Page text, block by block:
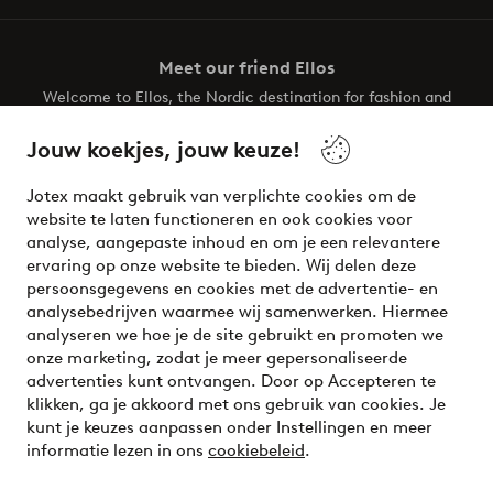
Jouw koekjes, jouw keuze!
Jotex maakt gebruik van verplichte cookies om de
website te laten functioneren en ook cookies voor
analyse, aangepaste inhoud en om je een relevantere
ervaring op onze website te bieden. Wij delen deze
persoonsgegevens en cookies met de advertentie- en
analysebedrijven waarmee wij samenwerken. Hiermee
analyseren we hoe je de site gebruikt en promoten we
onze marketing, zodat je meer gepersonaliseerde
advertenties kunt ontvangen. Door op Accepteren te
klikken, ga je akkoord met ons gebruik van cookies. Je
kunt je keuzes aanpassen onder Instellingen en meer
informatie lezen in ons cookiebeleid.
Meet our friend Ellos
Welcome to Ellos, the Nordic destination for fashion and
your wardrobe. Your next inspiring look is here!
Veilig betalen - Nu betalen of opsplitsen
Wil je meer weten over onze betaalopties?